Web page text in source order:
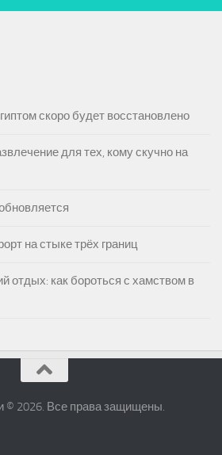
скоро будет восстановлено
для тех, кому скучно на
на стыке трёх границ
отдых: как бороться с хамством в
© 2026. Все права защищены.